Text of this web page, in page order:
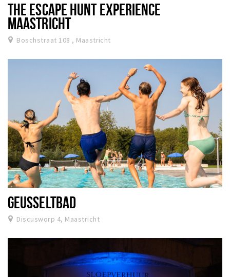
THE ESCAPE HUNT EXPERIENCE
MAASTRICHT
Boschstraat 108 , Maastricht
GEUSSELTBAD
Discusworp 4, Maastricht